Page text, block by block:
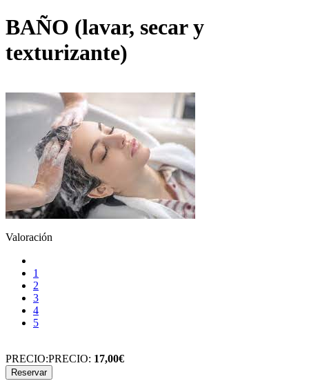
BAÑO (lavar, secar y
texturizante)
Valoración
1
2
3
4
5
PRECIO:PRECIO: 17,00€